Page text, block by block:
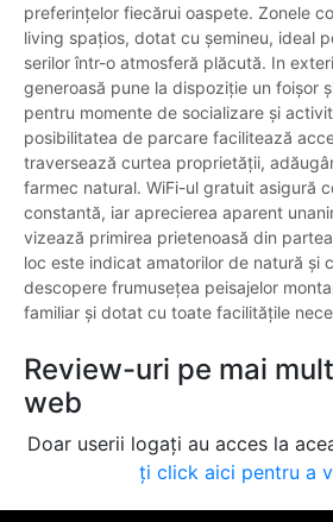
preferințelor fiecărui oaspete. Zonele
living spațios, dotat cu șemineu, ideal
serilor într-o atmosferă plăcută. In
generoasă pune la dispoziție un foișor
pentru momente de socializare și
posibilitatea de parcare facilitează
traversează curtea proprietății,
farmec natural. WiFi-ul gratuit asigură
constantă, iar aprecierea aparent
vizează primirea prietenoasă din
loc este indicat amatorilor de natură și
descopere frumusețea peisajelor
familiar și dotat cu toate facilitățile
Review-uri pe mai
web
Doar userii logați au acces la
ți click aici pentru a